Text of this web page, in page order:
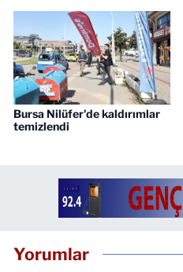
Bursa Nilüfer'de kaldırımlar
temizlendi
Yorumlar